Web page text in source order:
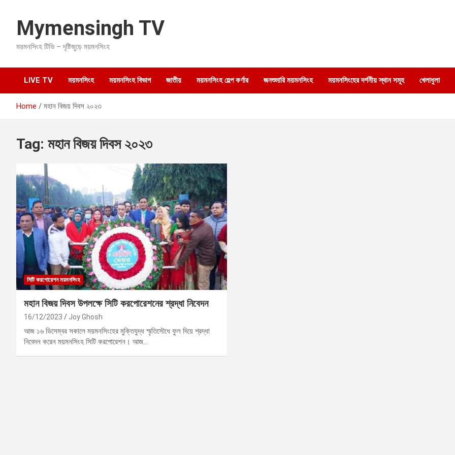
c
n
Mymensingh TV
ময়মনসিংহ টিভি – দৃষ্টিজুড়ে ময়মনসিংহ
LIVE TV ময়মনসিংহ ময়মনসিংহ বিভাগ জাতীয় ময়মনসিংহ হেল্প কর্ণার জনশুমারি ময়মনসিংহ ময়মনসিংহের দর্শনীয় স্থান সমূহ খেলাধুলা
Home মহান বিজয় দিবস ২০২৩
Tag: মহান বিজয় দিবস ২০২৩
সিটি করপোরেশন ময়মনসিংহ
মহান বিজয় দিবস উপলক্ষে সিটি করপোরেশনের শ্রদ্ধা নিবেদন
16/12/2023 Joy Ghosh
আজ ১৬ ডিসেম্বর সকালে ময়মনসিংহের মুক্তিযুদ্ধ স্মৃতিসৌধে ফুল দিয়ে শ্রদ্ধা
নিবেদন করেন ময়মনসিংহ সিটি করপোরেশন। আজ…